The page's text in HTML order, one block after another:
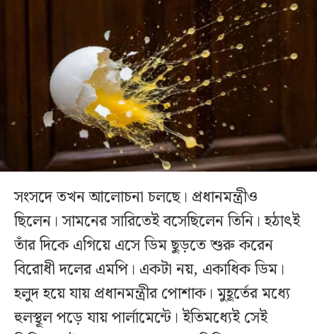
সংসদে তখন আলোচনা চলছে। প্রধানমন্ত্রীও
ছিলেন। সামনের সারিতেই বসেছিলেন তিনি। হঠাৎই
তাঁর দিকে এগিয়ে এসে ডিম ছুড়তে শুরু করেন
বিরোধী দলের এমপি। একটা নয়, একাধিক ডিম।
হলুদ হয়ে যায় প্রধানমন্ত্রীর পোশাক। মুহূর্তের মধ্যে
হুলস্থূল পড়ে যায় পার্লামেন্টে। ইতিমধ্যেই সেই